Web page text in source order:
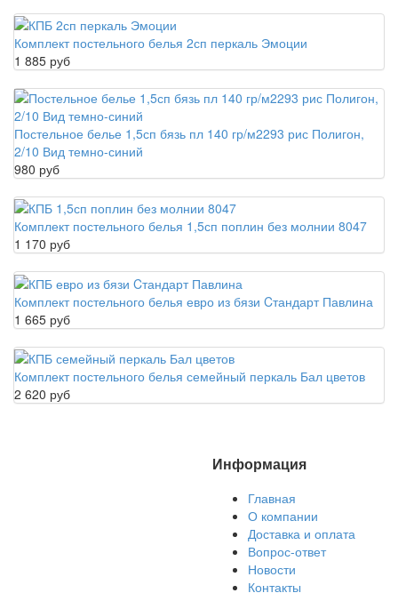
Комплект постельного белья 2сп перкаль Эмоции
1 885 руб
Постельное белье 1,5сп бязь пл 140 гр/м2293 рис Полигон,
2/10 Вид темно-синий
980 руб
Комплект постельного белья 1,5сп поплин без молнии 8047
1 170 руб
Комплект постельного белья евро из бязи Cтандарт Павлина
1 665 руб
Комплект постельного белья семейный перкаль Бал цветов
2 620 руб
Информация
Главная
О компании
Доставка и оплата
Вопрос-ответ
Новости
Контакты